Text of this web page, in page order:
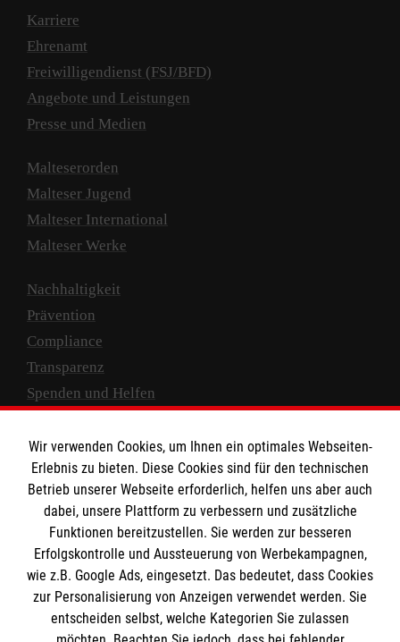
Karriere
Ehrenamt
Freiwilligendienst (FSJ/BFD)
Angebote und Leistungen
Presse und Medien
Malteserorden
Malteser Jugend
Malteser International
Malteser Werke
Nachhaltigkeit
Prävention
Compliance
Transparenz
Spenden und Helfen
Empfänger: Malteser Hilfsdienst e.V.
IBAN: DE10 3706 0120 1201 2000 12
BIC: GENODED 1PA7
Wir verwenden Cookies, um Ihnen ein optimales Webseiten-
Erlebnis zu bieten. Diese Cookies sind für den technischen
Betrieb unserer Webseite erforderlich, helfen uns aber auch
dabei, unsere Plattform zu verbessern und zusätzliche
Funktionen bereitzustellen. Sie werden zur besseren
Erfolgskontrolle und Aussteuerung von Werbekampagnen,
wie z.B. Google Ads, eingesetzt. Das bedeutet, dass Cookies
zur Personalisierung von Anzeigen verwendet werden. Sie
entscheiden selbst, welche Kategorien Sie zulassen